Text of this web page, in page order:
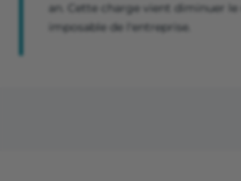
an. Cette charge vient diminuer le
imposable de l'entreprise.